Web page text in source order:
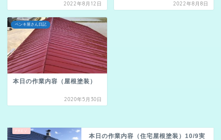
2022年8月12日 2022年8月8日
ペンキ屋さん日記
本日の作業内容（屋根塗装）
2020年5月30日
本日の作業内容（住宅屋根塗装）10/9実